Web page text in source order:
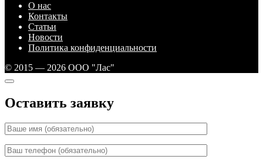
О нас
Контакты
Статьи
Новости
Политика конфиденциальности
© 2015 — 2026 ООО "Лас"
Оставить заявку